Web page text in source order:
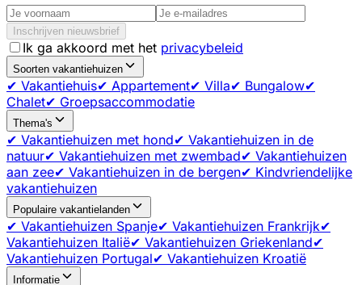
Inschrijven nieuwsbrief
Ik ga akkoord met het privacybeleid
Soorten vakantiehuizen
✔ Vakantiehuis✔ Appartement✔ Villa✔ Bungalow✔
Chalet✔ Groepsaccommodatie
Thema's
✔ Vakantiehuizen met hond✔ Vakantiehuizen in de
natuur✔ Vakantiehuizen met zwembad✔ Vakantiehuizen
aan zee✔ Vakantiehuizen in de bergen✔ Kindvriendelijke
vakantiehuizen
Populaire vakantielanden
✔ Vakantiehuizen Spanje✔ Vakantiehuizen Frankrijk✔
Vakantiehuizen Italië✔ Vakantiehuizen Griekenland✔
Vakantiehuizen Portugal✔ Vakantiehuizen Kroatië
Informatie